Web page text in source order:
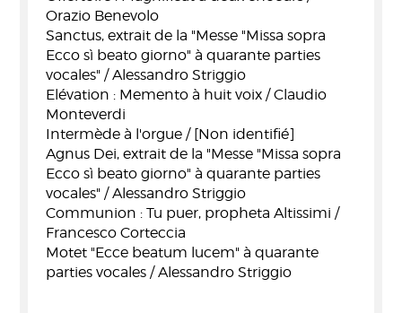
Orazio Benevolo
Sanctus, extrait de la "Messe "Missa sopra
Ecco sì beato giorno" à quarante parties
vocales" / Alessandro Striggio
Elévation : Memento à huit voix / Claudio
Monteverdi
Intermède à l'orgue / [Non identifié]
Agnus Dei, extrait de la "Messe "Missa sopra
Ecco sì beato giorno" à quarante parties
vocales" / Alessandro Striggio
Communion : Tu puer, propheta Altissimi /
Francesco Corteccia
Motet "Ecce beatum lucem" à quarante
parties vocales / Alessandro Striggio